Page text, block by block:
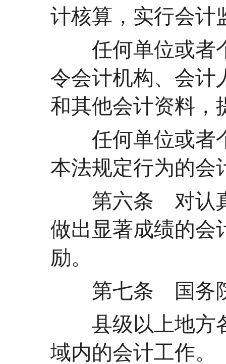
计核算，实行会计
任何单位或者个
令会计机构、会计
和其他会计资料，
任何单位或者个
本法规定行为的会
第六条 对认真
做出显著成绩的会
励。
第七条 国务院
县级以上地方各
域内的会计工作。